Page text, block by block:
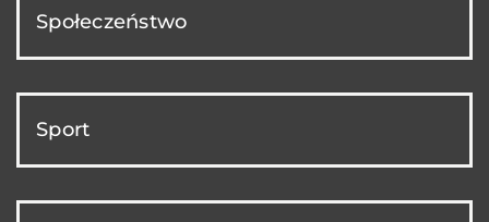
Społeczeństwo
Sport